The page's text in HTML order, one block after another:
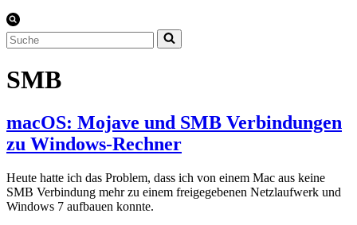
Suchen
nach …
SMB
macOS: Mojave und SMB Verbindungen
zu Windows-Rechner
Heute hatte ich das Problem, dass ich von einem Mac aus keine
SMB Verbindung mehr zu einem freigegebenen Netzlaufwerk und
Windows 7 aufbauen konnte.